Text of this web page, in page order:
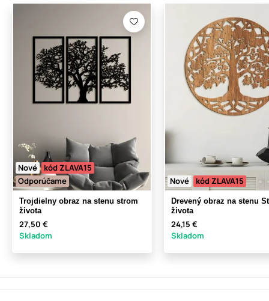
Nové
kód ZLAVA15
Odporúčame
Trojdielny obraz na stenu strom
života
27,50 €
Skladom
Nové kód ZLAVA15
Drevený obraz na stenu
života
24,15 €
Skladom